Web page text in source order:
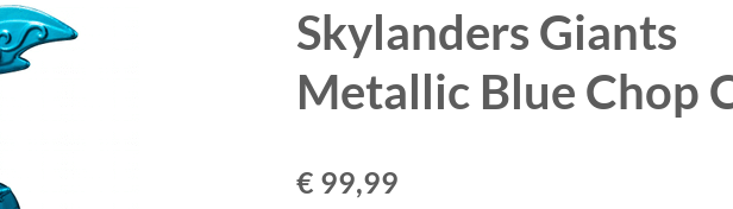
Skylanders Giants
Metallic Blue Chop
€ 99,99